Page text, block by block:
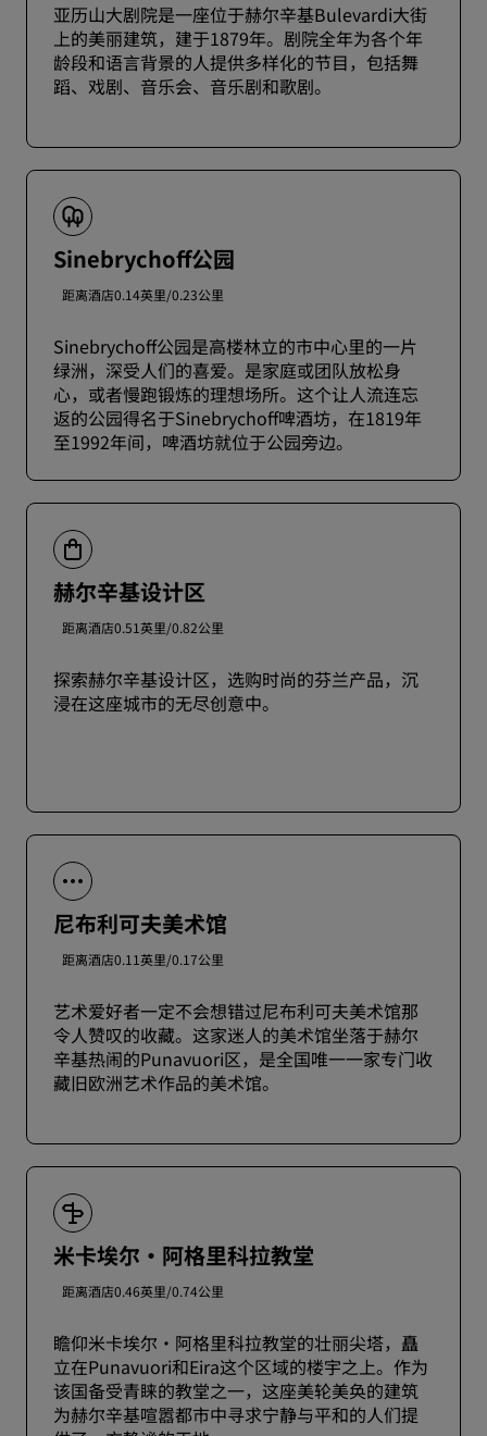
亚历山大剧院是一座位于赫尔辛基Bulevardi大街
上的美丽建筑，建于1879年。剧院全年为各个年
龄段和语言背景的人提供多样化的节目，包括舞
蹈、戏剧、音乐会、音乐剧和歌剧。
Sinebrychoff公园
距离酒店0.14英里/0.23公里
Sinebrychoff公园是高楼林立的市中心里的一片
绿洲，深受人们的喜爱。是家庭或团队放松身
心，或者慢跑锻炼的理想场所。这个让人流连忘
返的公园得名于Sinebrychoff啤酒坊，在1819年
至1992年间，啤酒坊就位于公园旁边。
赫尔辛基设计区
距离酒店0.51英里/0.82公里
探索赫尔辛基设计区，选购时尚的芬兰产品，沉
浸在这座城市的无尽创意中。
尼布利可夫美术馆
距离酒店0.11英里/0.17公里
艺术爱好者一定不会想错过尼布利可夫美术馆那
令人赞叹的收藏。这家迷人的美术馆坐落于赫尔
辛基热闹的Punavuori区，是全国唯一一家专门收
藏旧欧洲艺术作品的美术馆。
米卡埃尔·阿格里科拉教堂
距离酒店0.46英里/0.74公里
瞻仰米卡埃尔·阿格里科拉教堂的壮丽尖塔，矗
立在Punavuori和Eira这个区域的楼宇之上。作为
该国备受青睐的教堂之一，这座美轮美奂的建筑
为赫尔辛基喧嚣都市中寻求宁静与平和的人们提